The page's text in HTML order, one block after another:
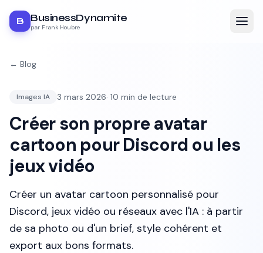
B BusinessDynamite
par Frank Houbre
← Blog
Images IA 3 mars 2026· 10 min de lecture
Créer son propre avatar
cartoon pour Discord ou les
jeux vidéo
Créer un avatar cartoon personnalisé pour
Discord, jeux vidéo ou réseaux avec l'IA : à partir
de sa photo ou d'un brief, style cohérent et
export aux bons formats.